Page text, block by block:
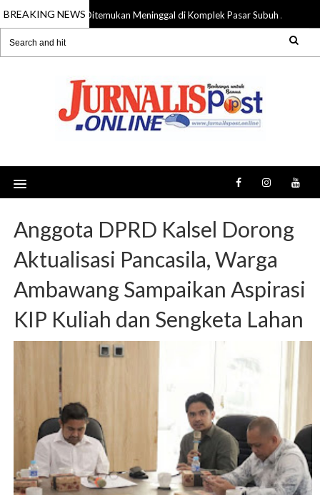
BREAKING NEWS
Pria 59 Tahun Ditemukan Meninggal di Komplek Pasar Subuh Ampah,
Anggota DPRD Kalsel Dorong
Aktualisasi Pancasila, Warga
Ambawang Sampaikan Aspirasi
KIP Kuliah dan Sengketa Lahan